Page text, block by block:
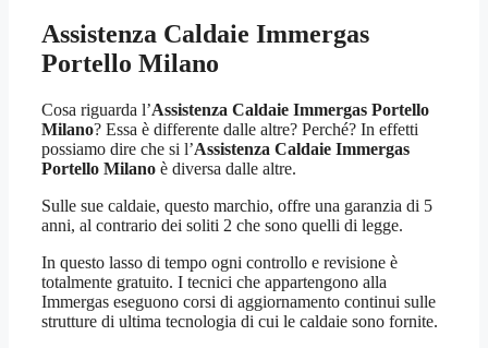
Assistenza Caldaie Immergas
Portello Milano
Cosa riguarda l’Assistenza Caldaie Immergas Portello
Milano? Essa è differente dalle altre? Perché? In effetti
possiamo dire che si l’Assistenza Caldaie Immergas
Portello Milano è diversa dalle altre.
Sulle sue caldaie, questo marchio, offre una garanzia di 5
anni, al contrario dei soliti 2 che sono quelli di legge.
In questo lasso di tempo ogni controllo e revisione è
totalmente gratuito. I tecnici che appartengono alla
Immergas eseguono corsi di aggiornamento continui sulle
strutture di ultima tecnologia di cui le caldaie sono fornite.